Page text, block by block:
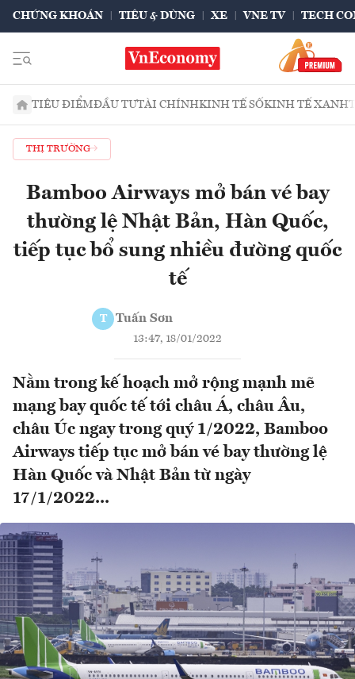
CHỨNG KHOÁN TIÊU & DÙNG XE VNE TV TECH
TIÊU ĐIỂMĐẦU TƯTÀI CHÍNHKINH TẾ SỐKINH TẾ XANH
THỊ TRƯỜNG
Bamboo Airways mở bán vé bay
thường lệ Nhật Bản, Hàn Quốc,
tiếp tục bổ sung nhiều đường quốc
tế
T Tuấn Sơn
13:47, 18/01/2022
Nằm trong kế hoạch mở rộng mạnh mẽ
mạng bay quốc tế tới châu Á, châu Âu,
châu Úc ngay trong quý 1/2022, Bamboo
Airways tiếp tục mở bán vé bay thường lệ
Hàn Quốc và Nhật Bản từ ngày
17/1/2022...